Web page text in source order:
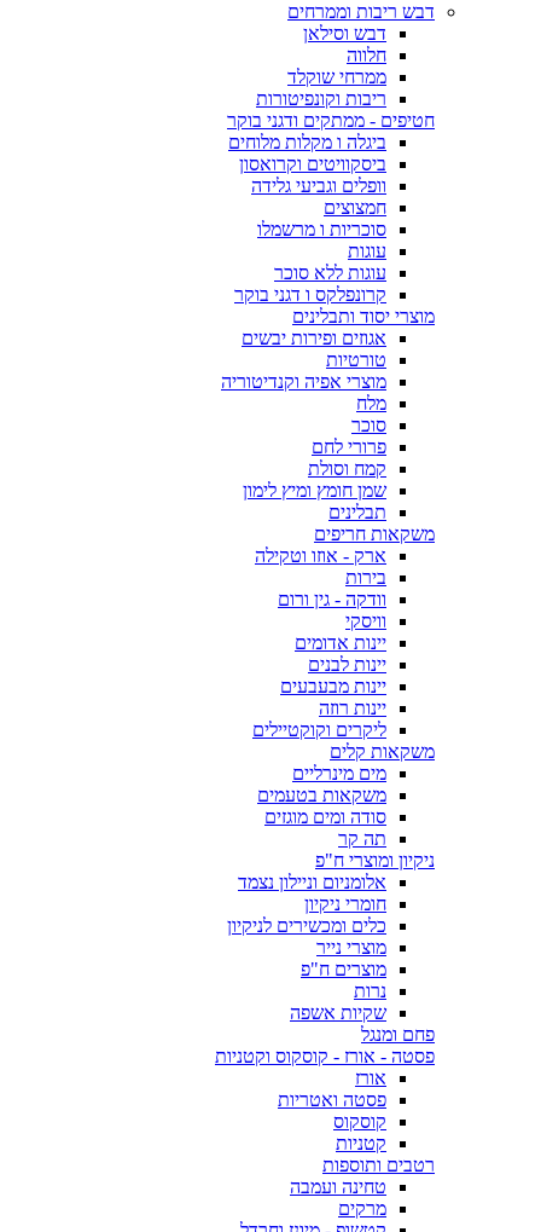
דבש ריבות וממרחים
דבש וסילאן
חלווה
ממרחי שוקלד
ריבות וקונפיטורות
חטיפים - ממתקים ודגני בוקר
ביגלה ו מקלות מלוחים
ביסקוויטים וקרואסון
וופלים וגביעי גלידה
חמצוצים
סוכריות ו מרשמלו
עוגות
עוגות ללא סוכר
קרונפלקס ו דגני בוקר
מוצרי יסוד ותבלינים
אגוזים ופירות יבשים
טורטיות
מוצרי אפיה וקנדיטוריה
מלח
סוכר
פרורי לחם
קמח וסולת
שמן חומץ ומיץ לימון
תבלינים
משקאות חריפים
ארק - אוזו וטקילה
בירות
וודקה - גין ורום
וויסקי
יינות אדומים
יינות לבנים
יינות מבעבעים
יינות רוזה
ליקרים וקוקטיילים
משקאות קלים
מים מינרליים
משקאות בטעמים
סודה ומים מוגזים
תה קר
ניקיון ומוצרי ח"פ
אלומניום וניילון נצמד
חומרי ניקיון
כלים ומכשירים לניקיון
מוצרי נייר
מוצרים ח"פ
נרות
שקיות אשפה
פחם ומנגל
פסטה - אורז - קוסקוס וקטניות
אורז
פסטה ואטריות
קוסקוס
קטניות
רטבים ותוספות
טחינה ועמבה
מרקים